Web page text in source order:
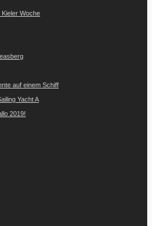
Woche
auf einem Schiff
Yacht A
2019!